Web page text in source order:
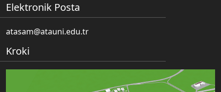
Elektronik Posta
atasam@atauni.edu.tr
Kroki